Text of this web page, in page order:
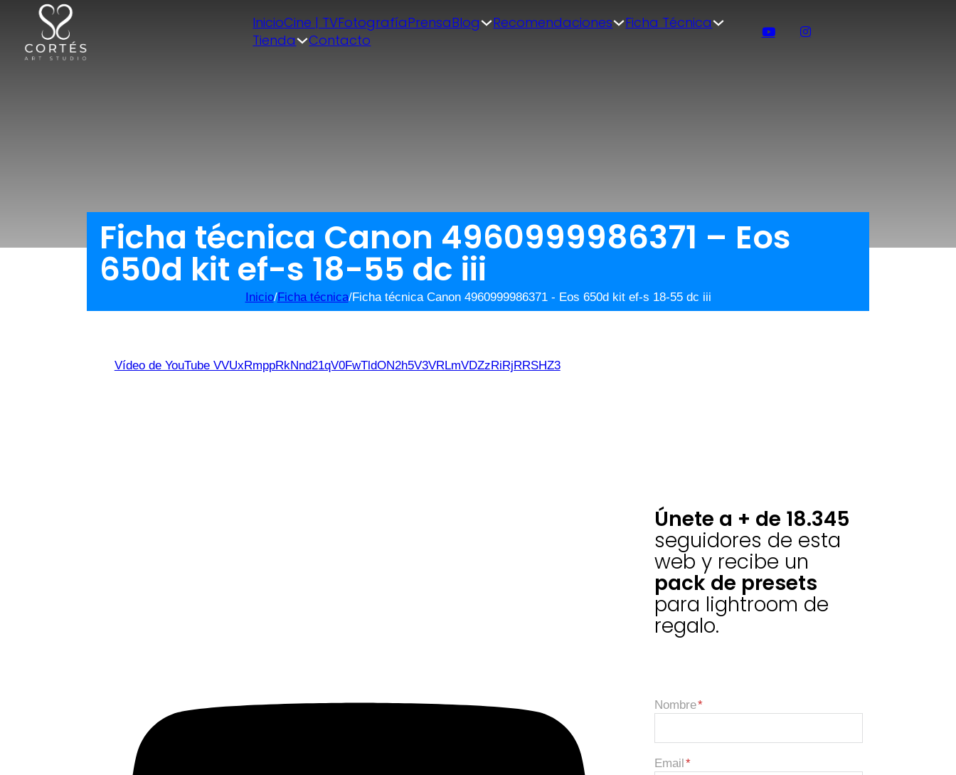
InicioCine | TVFotografíaPrensaBlog Recomendaciones
Ficha Técnica
Tienda
Contacto
Ficha técnica Canon 4960999986371 – Eos
650d kit ef-s 18-55 dc iii
Inicio/Ficha técnica/Ficha técnica Canon 4960999986371 - Eos 650d kit ef-s 18-55 dc iii
Vídeo de YouTube VVUxRmppRkNnd21qV0FwTldON2h5V3VRLmVDZzRiRjRRSHZ3
Únete a + de 18.345
seguidores de esta
web y recibe un
pack de presets
para lightroom de
regalo.
Nombre
Email